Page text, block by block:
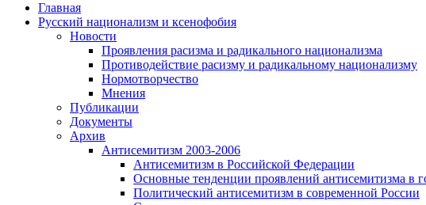
Главная
Русский национализм и ксенофобия
Новости
Проявления расизма и радикального национализма
Противодействие расизму и радикальному национализму
Нормотворчество
Мнения
Публикации
Документы
Архив
Антисемитизм 2003-2006
Антисемитизм в Российской Федерации
Основные тенденции проявлений антисемитизма в
Политический антисемитизм в современной России